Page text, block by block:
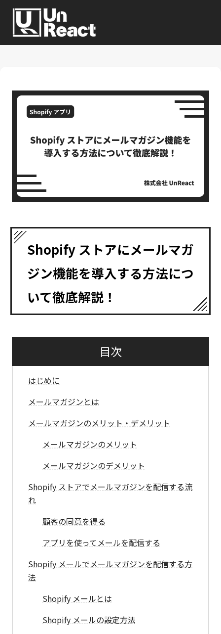
Shopify ストアにメールマガ
ジン機能を導入する方法につ
いて徹底解説！
目次
はじめに
メールマガジンとは
メールマガジンのメリット・デメリット
メールマガジンのメリット
メールマガジンのデメリット
Shopify ストアでメールマガジンを配信する流
れ
顧客の同意を得る
アプリを使ってメールを配信する
Shopify メールでメールマガジンを配信する方
法
Shopify メールとは
Shopify メールの設定方法